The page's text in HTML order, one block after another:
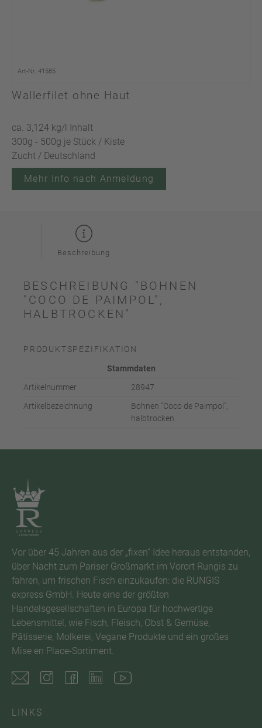
Art-Nr. 41585
Wallerfilet ohne Haut
ca. 3,124 kg/l Inhalt
300g - 500g je Stück / Kiste
Zucht / Deutschland
Mehr Info nach Anmeldung
Beschreibung
BESCHREIBUNG "BOHNEN
"COCO DE PAIMPOL",
HALBTROCKEN"
PRODUKTSPEZIFIKATION
Stammdaten
Artikelnummer
28947
Artikelbezeichnung
Bohnen "Coco de Paimpol",
halbtrocken
Vor über 45 Jahren aus der „fixen“ Idee heraus entstanden,
über Nacht zum Pariser Großmarkt im Vorort Rungis zu
fahren, um frischen Fisch einzukaufen: die RUNGIS
express GmbH. Heute eine der größten
Handelsgesellschaften in Europa für hochwertige
Lebensmittel, wie Fisch, Fleisch, Obst & Gemüse,
Pâtisserie, Molkerei, Vegane Produkte und ein großes
Mise en Place-Sortiment.
LINKS